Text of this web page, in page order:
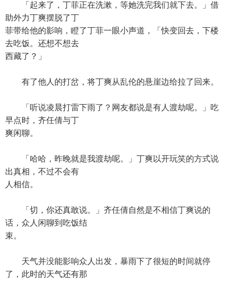
「起来了，丁菲正在洗漱，等她洗完我们就下去。」借
助外力丁爽摆脱了丁
菲带给他的影响，瞪了丁菲一眼小声道，「快变回去，下楼
去吃饭。还想不想去
西藏了？」
有了他人的打岔，将丁爽从乱伦的悬崖边给拉了回来。
「听说凌晨打雷下雨了？网友都说是有人渡劫呢。」吃
早点时，齐任倩与丁
爽闲聊。
「哈哈，昨晚就是我渡劫呢。」丁爽以开玩笑的方式说
出真相，不过不会有
人相信。
「切，你还真敢说。」齐任倩自然是不相信丁爽说的
话，众人闲聊到吃饭结
束。
天气并没能影响众人出发，暴雨下了很短的时间就停
了，此时的天气还有那